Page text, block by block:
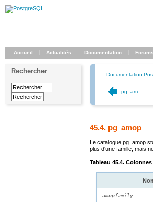
Accueil Actualités Documentation Forums
Rechercher Documentation
pg_am
45.4. pg_amop
Le cataloguepg_amop
plus d'une famille, mais
Tableau 45.4. Colonnes
amopfamily